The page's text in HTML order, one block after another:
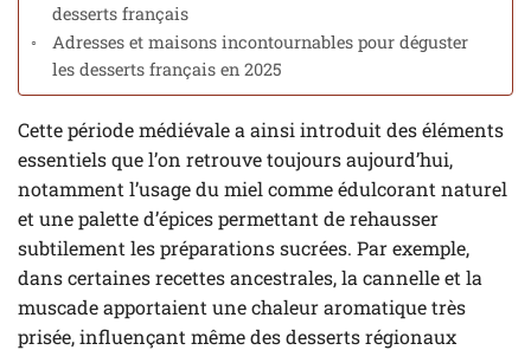
desserts français
Adresses et maisons incontournables pour déguster
les desserts français en 2025
Cette période médiévale a ainsi introduit des éléments
essentiels que l’on retrouve toujours aujourd’hui,
notamment l’usage du miel comme édulcorant naturel
et une palette d’épices permettant de rehausser
subtilement les préparations sucrées. Par exemple,
dans certaines recettes ancestrales, la cannelle et la
muscade apportaient une chaleur aromatique très
prisée, influençant même des desserts régionaux